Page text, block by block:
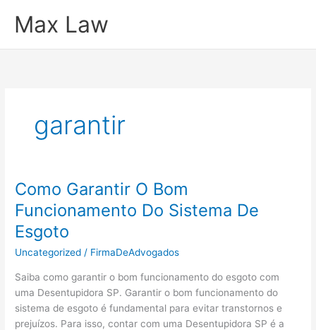
paraMax Law
garantir
Como Garantir O Bom
Funcionamento Do Sistema De
Esgoto
Uncategorized / FirmaDeAdvogados
Saiba como garantir o bom funcionamento do esgoto com
uma Desentupidora SP. Garantir o bom funcionamento do
sistema de esgoto é fundamental para evitar transtornos e
prejuízos. Para isso, contar com uma Desentupidora SP é a